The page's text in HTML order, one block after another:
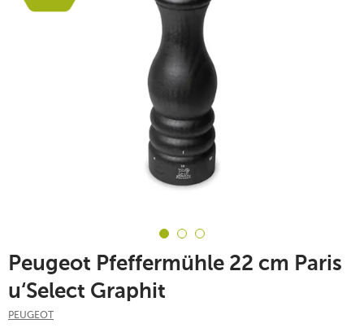
Peugeot Pfeffermühle 22 cm Paris
u‘Select Graphit
PEUGEOT